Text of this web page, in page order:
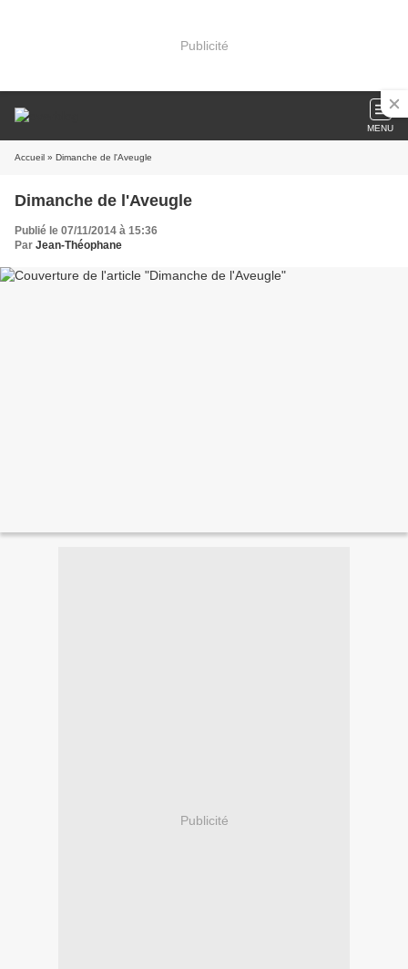
Publicité
MENU
Accueil » Dimanche de l'Aveugle
Dimanche de l'Aveugle
Publié le 07/11/2014 à 15:36
Par Jean-Théophane
Publicité